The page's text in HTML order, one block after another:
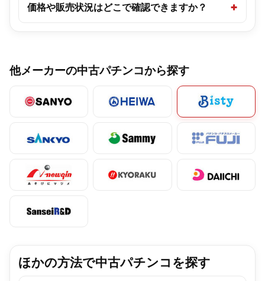
価格や販売状況はどこで確認できますか？
他メーカーの中古パチンコから探す
ほかの方法で中古パチンコを探す